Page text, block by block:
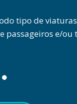
ligeiras de
ou táticas.